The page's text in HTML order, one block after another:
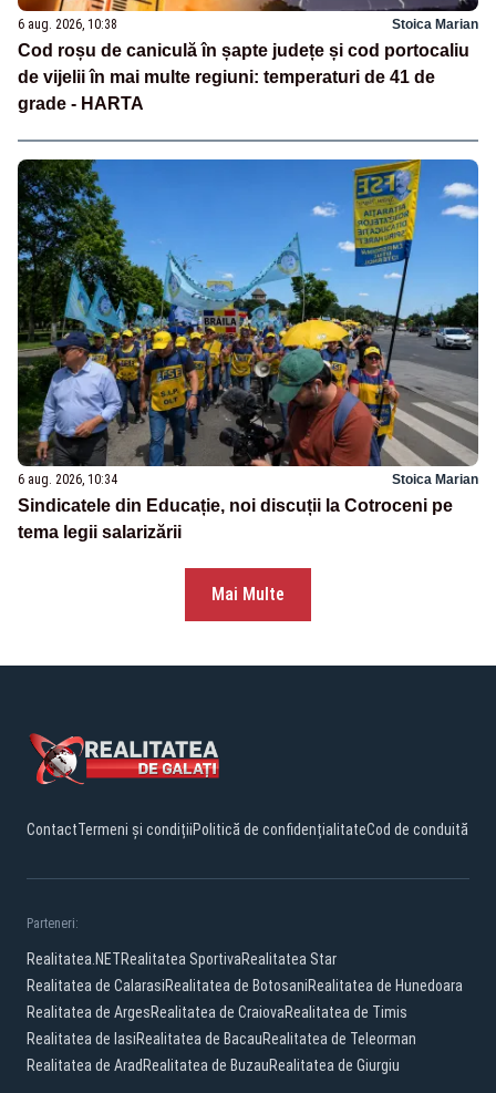
6 aug. 2026, 10:38 Stoica Marian
Cod roșu de caniculă în șapte județe și cod portocaliu
de vijelii în mai multe regiuni: temperaturi de 41 de
grade - HARTA
6 aug. 2026, 10:34 Stoica Marian
Sindicatele din Educație, noi discuții la Cotroceni pe
tema legii salarizării
Mai Multe
ContactTermeni și condițiiPolitică de confidențialitateCod de conduită
Parteneri:
Realitatea.NETRealitatea SportivaRealitatea Star
Realitatea de CalarasiRealitatea de BotosaniRealitatea de Hunedoara
Realitatea de ArgesRealitatea de CraiovaRealitatea de Timis
Realitatea de IasiRealitatea de BacauRealitatea de Teleorman
Realitatea de Arad Realitatea de BuzauRealitatea de Giurgiu